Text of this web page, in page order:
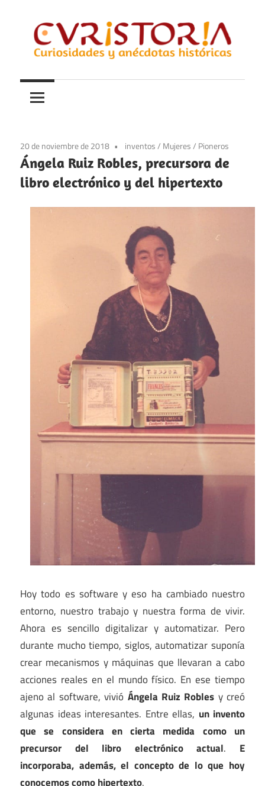
contenido
Curistoria
y
anécdotas
historia
20 de noviembre de 2018 inventos/ Mujeres/ Pioneros
Ángela Ruiz Robles, precursora de
libro electrónico y del hipertexto
Hoy todo es software y eso ha cambiado nuestro
entorno, nuestro trabajo y nuestra forma de vivir.
Ahora es sencillo digitalizar y automatizar. Pero
durante mucho tiempo, siglos, automatizar suponía
crear mecanismos y máquinas que llevaran a cabo
acciones reales en el mundo físico. En ese tiempo
ajeno al software, vivió Ángela Ruiz Robles y creó
algunas ideas interesantes. Entre ellas, un invento
que se considera en cierta medida como un
precursor del libro electrónico actual. E
incorporaba, además, el concepto de lo que hoy
conocemos como hipertexto.